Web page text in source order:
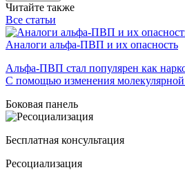
Читайте также
Все статьи
Аналоги альфа-ПВП и их опасность
Альфа-ПВП стал популярен как
С помощью изменения молекулярной
Боковая панель
Бесплатная консультация
Ресоциализация